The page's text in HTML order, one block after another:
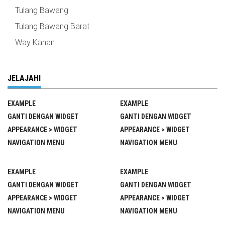
Tulang Bawang
Tulang Bawang Barat
Way Kanan
JELAJAHI
EXAMPLE
GANTI DENGAN WIDGET
APPEARANCE > WIDGET
NAVIGATION MENU
EXAMPLE
GANTI DENGAN WIDGET
APPEARANCE > WIDGET
NAVIGATION MENU
EXAMPLE
GANTI DENGAN WIDGET
APPEARANCE > WIDGET
NAVIGATION MENU
EXAMPLE
GANTI DENGAN WIDGET
APPEARANCE > WIDGET
NAVIGATION MENU